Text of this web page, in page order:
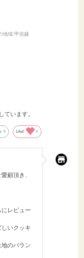
地域:甲信越
ています。
0 Like! 0
顧頂き、
レビュー
いクッキ
のバラン